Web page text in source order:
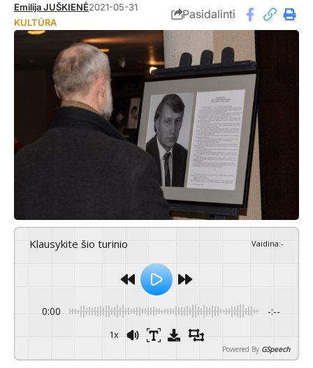
Emilija JUŠKIENĖ2021-05-31
KULTŪRA
Pasidalinti
Klausykite šio turinio Vaidina:-
0:00 -:--
1x
Powered By GSpeech